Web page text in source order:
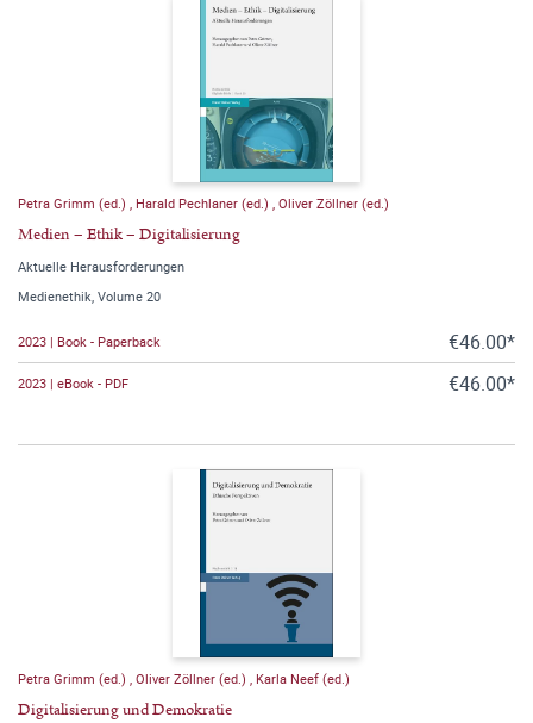
Petra Grimm (ed.) Harald Pechlaner (ed.) Oliver Zöllner (ed.)
Medien – Ethik – Digitalisierung
Aktuelle Herausforderungen
Medienethik, Volume 20
2023 | Book - Paperback €46.00*
2023 | eBook - PDF €46.00*
Petra Grimm (ed.) Oliver Zöllner (ed.) Karla Neef (ed.)
Digitalisierung und Demokratie